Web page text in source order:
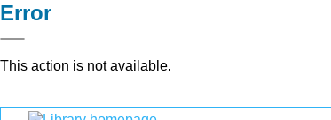
Error
This action is not available.